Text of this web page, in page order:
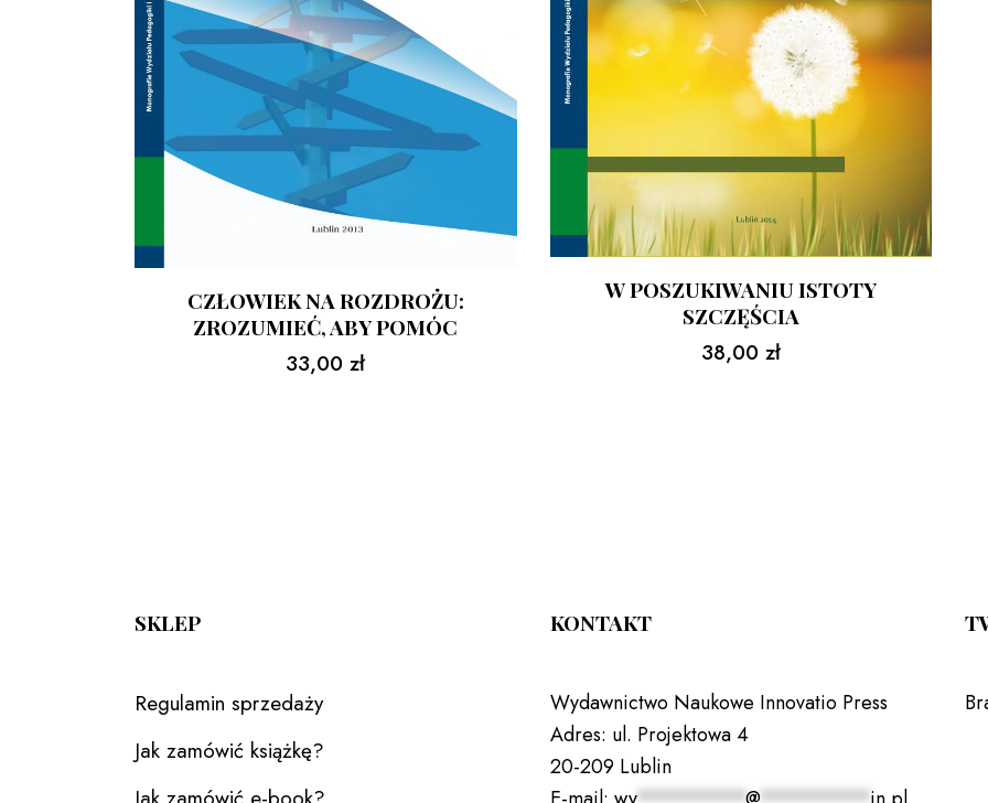
CZŁOWIEK NA ROZDROŻU:
ZROZUMIEĆ, ABY POMÓC
33,00zł
W POSZUKIWANIU ISTOTY
SZCZĘŚCIA
38,00 zł
SKLEP
Regulamin sprzedaży
Jak zamówić książkę?
KONTAKT
Wydawnictwo Naukowe Innovatio Press
Adres: ul. Projektowa 4
20-209 Lublin